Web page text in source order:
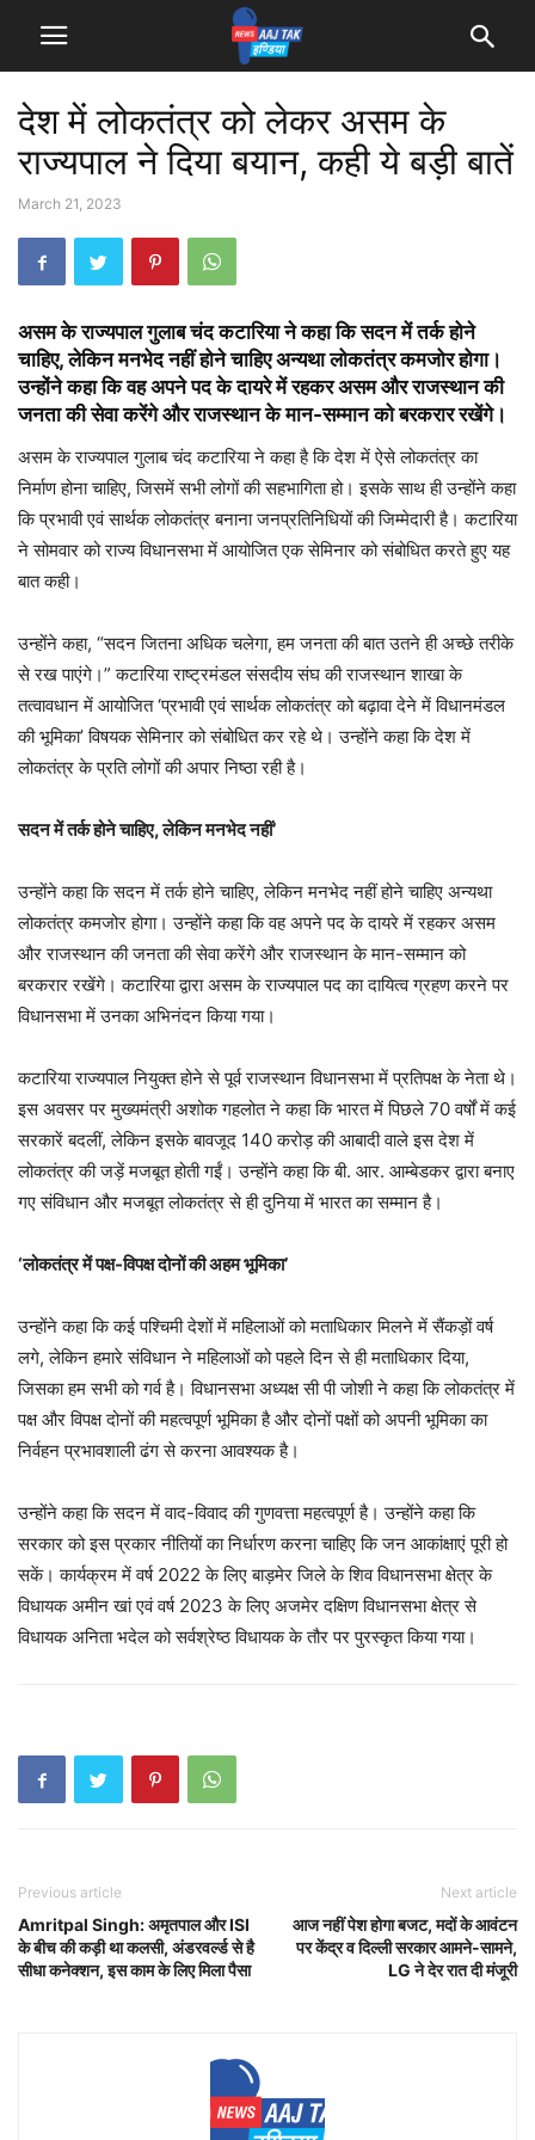
देश में लोकतंत्र को लेकर असम के
राज्यपाल ने दिया बयान, कही ये बड़ी बातें
March 21, 2023
असम के राज्यपाल गुलाब चंद कटारिया ने कहा कि सदन में तर्क होने
चाहिए, लेकिन मनभेद नहीं होने चाहिए अन्यथा लोकतंत्र कमजोर होगा।
उन्होंने कहा कि वह अपने पद के दायरे में रहकर असम और राजस्थान की
जनता की सेवा करेंगे और राजस्थान के मान-सम्मान को बरकरार रखेंगे।
असम के राज्यपाल गुलाब चंद कटारिया ने कहा है कि देश में ऐसे लोकतंत्र का
निर्माण होना चाहिए, जिसमें सभी लोगों की सहभागिता हो। इसके साथ ही उन्होंने कहा
कि प्रभावी एवं सार्थक लोकतंत्र बनाना जनप्रतिनिधियों की जिम्मेदारी है। कटारिया
ने सोमवार को राज्य विधानसभा में आयोजित एक सेमिनार को संबोधित करते हुए यह
बात कही।
उन्होंने कहा, “सदन जितना अधिक चलेगा, हम जनता की बात उतने ही अच्छे तरीके
से रख पाएंगे।” कटारिया राष्ट्रमंडल संसदीय संघ की राजस्थान शाखा के
तत्वावधान में आयोजित ‘प्रभावी एवं सार्थक लोकतंत्र को बढ़ावा देने में विधानमंडल
की भूमिका’ विषयक सेमिनार को संबोधित कर रहे थे। उन्होंने कहा कि देश में
लोकतंत्र के प्रति लोगों की अपार निष्ठा रही है।
सदन में तर्क होने चाहिए, लेकिन मनभेद नहीं’
उन्होंने कहा कि सदन में तर्क होने चाहिए, लेकिन मनभेद नहीं होने चाहिए अन्यथा
लोकतंत्र कमजोर होगा। उन्होंने कहा कि वह अपने पद के दायरे में रहकर असम
और राजस्थान की जनता की सेवा करेंगे और राजस्थान के मान-सम्मान को
बरकरार रखेंगे। कटारिया द्वारा असम के राज्यपाल पद का दायित्व ग्रहण करने पर
विधानसभा में उनका अभिनंदन किया गया।
कटारिया राज्यपाल नियुक्त होने से पूर्व राजस्थान विधानसभा में प्रतिपक्ष के नेता थे।
इस अवसर पर मुख्यमंत्री अशोक गहलोत ने कहा कि भारत में पिछले 70 वर्षों में कई
सरकारें बदलीं, लेकिन इसके बावजूद 140 करोड़ की आबादी वाले इस देश में
लोकतंत्र की जड़ें मजबूत होती गईं। उन्होंने कहा कि बी. आर. आम्बेडकर द्वारा बनाए
गए संविधान और मजबूत लोकतंत्र से ही दुनिया में भारत का सम्मान है।
‘लोकतंत्र में पक्ष-विपक्ष दोनों की अहम भूमिका’
उन्होंने कहा कि कई पश्चिमी देशों में महिलाओं को मताधिकार मिलने में सैंकड़ों वर्ष
लगे, लेकिन हमारे संविधान ने महिलाओं को पहले दिन से ही मताधिकार दिया,
जिसका हम सभी को गर्व है। विधानसभा अध्यक्ष सी पी जोशी ने कहा कि लोकतंत्र में
पक्ष और विपक्ष दोनों की महत्वपूर्ण भूमिका है और दोनों पक्षों को अपनी भूमिका का
निर्वहन प्रभावशाली ढंग से करना आवश्यक है।
उन्होंने कहा कि सदन में वाद-विवाद की गुणवत्ता महत्वपूर्ण है। उन्होंने कहा कि
सरकार को इस प्रकार नीतियों का निर्धारण करना चाहिए कि जन आकांक्षाएं पूरी हो
सकें। कार्यक्रम में वर्ष 2022 के लिए बाड़मेर जिले के शिव विधानसभा क्षेत्र के
विधायक अमीन खां एवं वर्ष 2023 के लिए अजमेर दक्षिण विधानसभा क्षेत्र से
विधायक अनिता भदेल को सर्वश्रेष्ठ विधायक के तौर पर पुरस्कृत किया गया।
Previous article
Amritpal Singh: अमृतपाल और ISI
के बीच की कड़ी था कलसी, अंडरवर्ल्ड से है
सीधा कनेक्शन, इस काम के लिए मिला पैसा
Next article
आज नहीं पेश होगा बजट, मदों के आवंटन
पर केंद्र व दिल्ली सरकार आमने-सामने,
LG ने देर रात दी मंजूरी